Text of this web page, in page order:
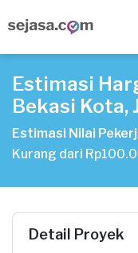
Estimasi
Bekasi Kota,
Estimasi Nilai
Kurang dari
Detail Proyek